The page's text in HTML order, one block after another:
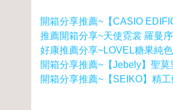
開箱分享推薦~【CASIO
推薦開箱分享~天使霓裳 羅曼
好康推薦分享~LOVEL糖果純
開箱分享推薦~【Jebely】聖
開箱分享推薦~【SEIKO】精